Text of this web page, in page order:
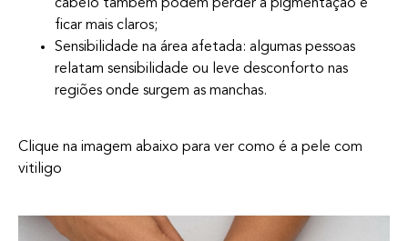
cabelo também podem perder a pigmentação e
ficar mais claros;
Sensibilidade na área afetada: algumas pessoas
relatam sensibilidade ou leve desconforto nas
regiões onde surgem as manchas.
Clique na imagem abaixo para ver como é a pele com
vitiligo